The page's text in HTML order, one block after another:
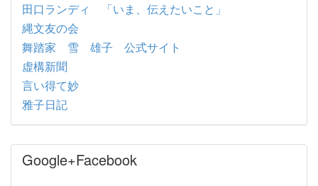
田口ランディ 「いま、伝えたいこと」
縄文友の会
舞踏家 雪 雄子 公式サイト
虚構新聞
言い得て妙
雅子日記
Google+Facebook